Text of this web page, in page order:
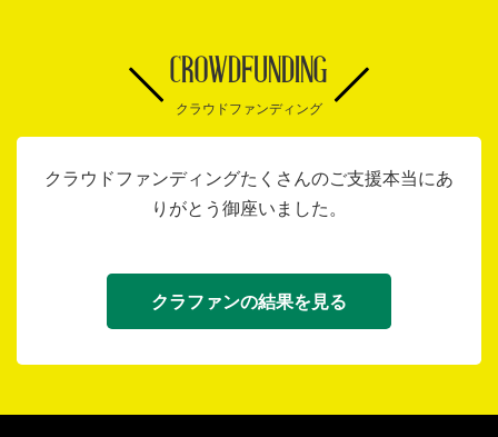
CROWDFUNDING
クラウドファンディング
クラウドファンディングたくさんのご支援本当にあ
りがとう御座いました。
クラファンの結果を見る